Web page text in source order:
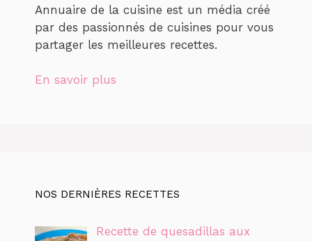
Annuaire de la cuisine est un média créé
par des passionnés de cuisines pour vous
partager les meilleures recettes.
En savoir plus
NOS DERNIÈRES RECETTES
Recette de quesadillas aux